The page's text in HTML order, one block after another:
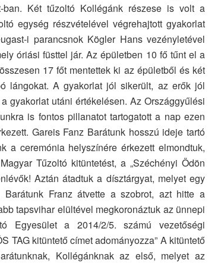
ban. Két tűzoltó Kollégánk részese is volt a
egység részvételével végrehajtott gyakorlat
i parancsnok Kögler Hans vezényletével
óriási füsttel jár. Az épületben 10 fő tűnt el a
17 főt mentettek ki az épületből és két
lángokat. A gyakorlat jól sikerült, az erők jól
gyakorlat utáni értékelésen. Az Országgyűlési
is fontos pillanatot tartogatott a nap ezen
Gareis Fanz Barátunk hosszú ideje tartó
a ceremónia helyszínére érkezett elmondtuk,
Tűzoltó kitüntetést, a „Széchényi Ödön
Aztán átadtuk a dísztárgyat, melyet egy
Franz átvette a szobrot, azt hitte a
tapsvihar elültével megkoronáztuk az ünnepi
Egyesület a 2014/2/5. számú vezetőségi
TAG kitüntető címet adományozza” A kitüntető
Kollégánknak az első, melyet az